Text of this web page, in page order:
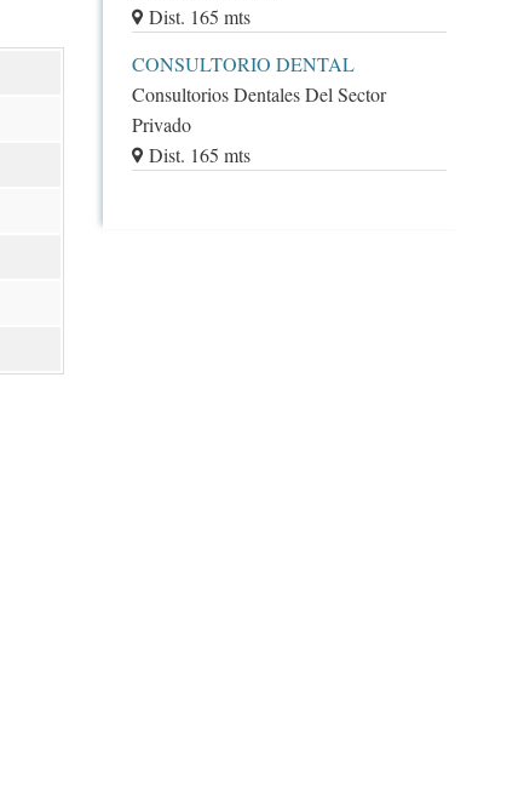
Dist. 165 mts
CONSULTORIO DENTAL
Consultorios Dentales Del Sector
Privado
Dist. 165 mts